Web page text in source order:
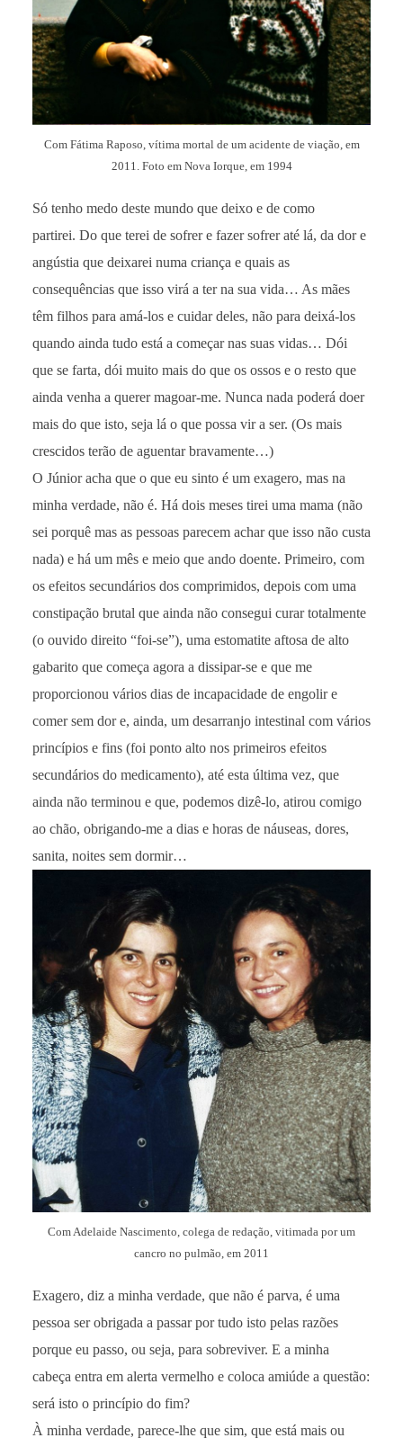
Com Fátima Raposo, vítima mortal de um acidente de viação, em
2011. Foto em Nova Iorque, em 1994
Só tenho medo deste mundo que deixo e de como
partirei. Do que terei de sofrer e fazer sofrer até lá, da dor e
angústia que deixarei numa criança e quais as
consequências que isso virá a ter na sua vida… As mães
têm filhos para amá-los e cuidar deles, não para deixá-los
quando ainda tudo está a começar nas suas vidas… Dói
que se farta, dói muito mais do que os ossos e o resto que
ainda venha a querer magoar-me. Nunca nada poderá doer
mais do que isto, seja lá o que possa vir a ser. (Os mais
crescidos terão de aguentar bravamente…)
O Júnior acha que o que eu sinto é um exagero, mas na
minha verdade, não é. Há dois meses tirei uma mama (não
sei porquê mas as pessoas parecem achar que isso não custa
nada) e há um mês e meio que ando doente. Primeiro, com
os efeitos secundários dos comprimidos, depois com uma
constipação brutal que ainda não consegui curar totalmente
(o ouvido direito “foi-se”), uma estomatite aftosa de alto
gabarito que começa agora a dissipar-se e que me
proporcionou vários dias de incapacidade de engolir e
comer sem dor e, ainda, um desarranjo intestinal com vários
princípios e fins (foi ponto alto nos primeiros efeitos
secundários do medicamento), até esta última vez, que
ainda não terminou e que, podemos dizê-lo, atirou comigo
ao chão, obrigando-me a dias e horas de náuseas, dores,
sanita, noites sem dormir…
Com Adelaide Nascimento, colega de redação, vitimada por um
cancro no pulmão, em 2011
Exagero, diz a minha verdade, que não é parva, é uma
pessoa ser obrigada a passar por tudo isto pelas razões
porque eu passo, ou seja, para sobreviver. E a minha
cabeça entra em alerta vermelho e coloca amiúde a questão:
será isto o princípio do fim?
À minha verdade, parece-lhe que sim, que está mais ou